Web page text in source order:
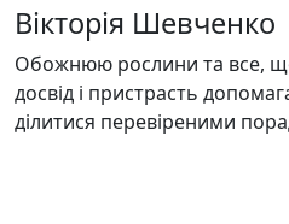
Вікторія Шевченко
Обожнюю рослини та все,
досвід і пристрасть
ділитися перевіреними